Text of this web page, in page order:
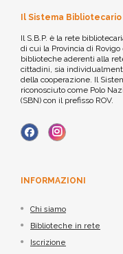
Il Sistema
Il S.B.P. è la rete
di cui la Provincia di
biblioteche aderenti alla
cittadini, sia
della cooperazione. Il
riconosciuto come Polo
(SBN) con il prefisso ROV.
INFORMAZIONI
Chi siamo
Biblioteche in rete
Iscrizione